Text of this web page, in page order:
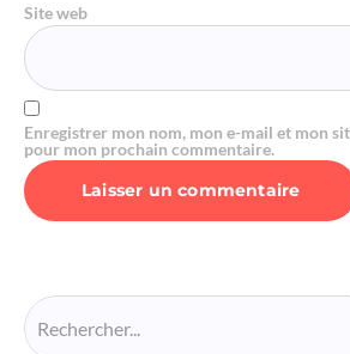
Site web
Enregistrer mon nom, mon e-mail et mon
pour mon prochain commentaire.